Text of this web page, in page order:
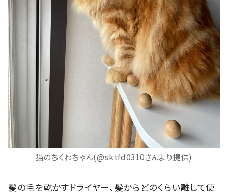
猫のちくわちゃん(@sktfd0310さんより提供)
髪の毛を乾かすドライヤー、髪からどのくらい離して使